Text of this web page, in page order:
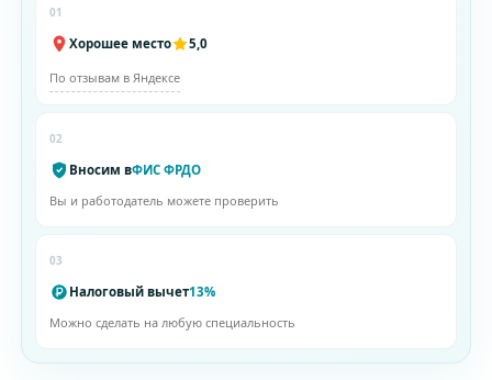
01
Хорошее место 5,0
По отзывам в Яндексе
02
Вносим вФИС ФРДО
Вы и работодатель можете проверить
03
Налоговый вычет13%
Можно сделать на любую специальность